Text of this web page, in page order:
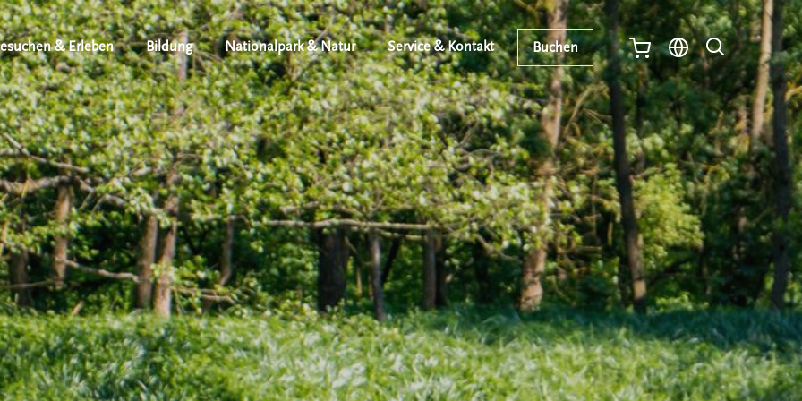
& Erleben Bildung Nationalpark & Natur Service & Kontakt Buchen